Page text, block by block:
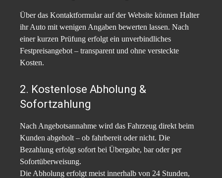
Über das Kontaktformular auf der Website können Halter
ihr Auto mit wenigen Angaben bewerten lassen. Nach
einer kurzen Prüfung erfolgt ein unverbindliches
Festpreisangebot – transparent und ohne versteckte
Kosten.
2. Kostenlose Abholung &
Sofortzahlung
Nach Angebotsannahme wird das Fahrzeug direkt beim
Kunden abgeholt – ob fahrbereit oder nicht. Die
Bezahlung erfolgt sofort bei Übergabe, bar oder per
Sofortüberweisung.
Die Abholung erfolgt meist innerhalb von 24 Stunden,